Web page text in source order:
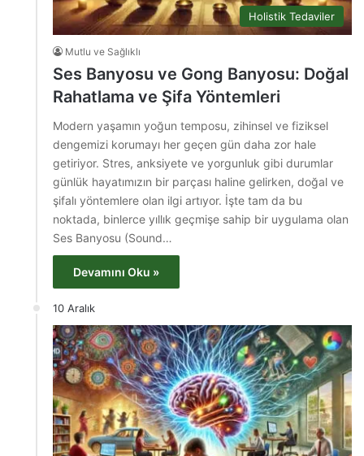
Holistik Tedaviler
Mutlu ve Sağlıklı
Ses Banyosu ve Gong Banyosu: Doğal
Rahatlama ve Şifa Yöntemleri
Modern yaşamın yoğun temposu, zihinsel ve fiziksel
dengemizi korumayı her geçen gün daha zor hale
getiriyor. Stres, anksiyete ve yorgunluk gibi durumlar
günlük hayatımızın bir parçası haline gelirken, doğal ve
şifalı yöntemlere olan ilgi artıyor. İşte tam da bu
noktada, binlerce yıllık geçmişe sahip bir uygulama olan
Ses Banyosu (Sound…
Devamını Oku »
10 Aralık